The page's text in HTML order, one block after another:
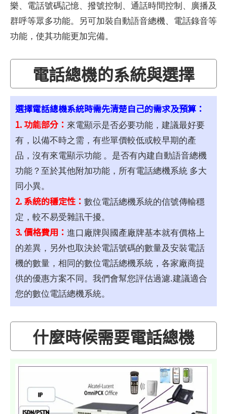
樂、電話號碼記憶、撥號控制、通話時間控制、廣播及
群呼等眾多功能。另可加裝自動語音總機、電話錄音等
功能，使其功能更加完備。
電話總機的系統與選擇
選擇電話總機系統時需先清楚自己的需求及預算：
1. 功能部分： 來電顯示是否必要功能，建議最好要
有，以備不時之需，有些單價較低或較早期的產
品，沒有來電顯示功能 。是否有內建自動語音總機
功能？至於其他附加功能，所有電話總機系統 多大
同小異。
2. 系統的穩定性： 數位電話總機系統的信號傳輸穩
定，較不易受雜訊干擾。
3. 價格費用： 進口廠牌與國產廠牌基本就有價格上
的差異，另外也取決於電話號碼的數量及安裝電話
機的數量，相同的數位電話總機系統，各家廠商提
供的優惠方案不同。我們會幫您評估過濾.建議適合
您的數位電話總機系統。
什麼時候需要電話總機